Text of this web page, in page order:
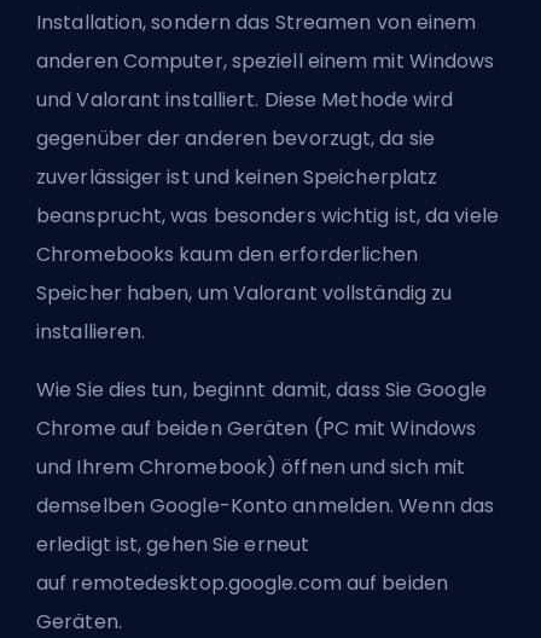
Installation, sondern das Streamen von einem
anderen Computer, speziell einem mit Windows
und Valorant installiert. Diese Methode wird
gegenüber der anderen bevorzugt, da sie
zuverlässiger ist und keinen Speicherplatz
beansprucht, was besonders wichtig ist, da viele
Chromebooks kaum den erforderlichen
Speicher haben, um Valorant vollständig zu
installieren.
Wie Sie dies tun, beginnt damit, dass Sie Google
Chrome auf beiden Geräten (PC mit Windows
und Ihrem Chromebook) öffnen und sich mit
demselben Google-Konto anmelden. Wenn das
erledigt ist, gehen Sie erneut
auf remotedesktop.google.com auf beiden
Geräten.